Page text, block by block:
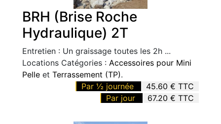
BRH (Brise Roche
Hydraulique) 2T
Entretien : Un graissage toutes les 2h ...
Locations Catégories : Accessoires pour Mini
Pelle et Terrassement (TP).
Par ½ journée
45.60 € TTC
Par jour
67.20 € TTC